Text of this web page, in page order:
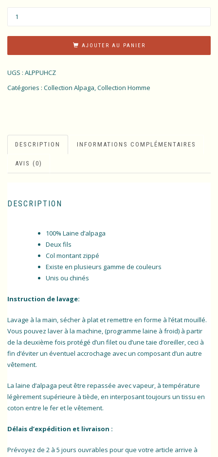
AJOUTER AU PANIER
UGS : ALPPUHCZ
Catégories : Collection Alpaga,Collection Homme
DESCRIPTION INFORMATIONS COMPLÉMENTAIRES
AVIS (0)
DESCRIPTION
100% Laine d’alpaga
Deux fils
Col montant zippé
Existe en plusieurs gamme de couleurs
Unis ou chinés
Instruction de lavage:
Lavage à la main, sécher à plat et remettre en forme à l’état mouillé.
Vous pouvez laver à la machine, (programme laine à froid) à partir
de la deuxième fois protégé d’un filet ou d’une taie d’oreiller, ceci à
fin d’éviter un éventuel accrochage avec un composant d’un autre
vêtement.
La laine d’alpaga peut être repassée avec vapeur, à température
légèrement supérieure à tiède, en interposant toujours un tissu en
coton entre le fer et le vêtement.
Délais d’expédition et livraison :
Prévoyez de 2 à 5 jours ouvrables pour que votre article arrive à